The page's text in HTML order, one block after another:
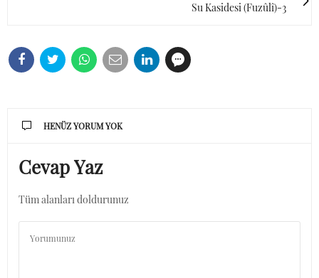
Su Kasidesi (Fuzûlî)-3
HENÜZ YORUM YOK
Cevap Yaz
Tüm alanları doldurunuz